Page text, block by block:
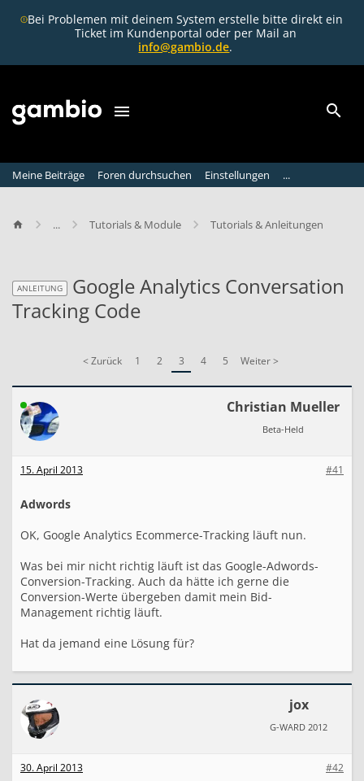
Bei Problemen mit deinem System erstelle bitte direkt ein
Ticket im Kundenportal oder per Mail an
info@gambio.de.
Meine Beiträge Foren durchsuchen Einstellungen ...
... Tutorials & Module Tutorials & Anleitungen
ANLEITUNG Google Analytics Conversation
Tracking Code
o
a
t
< Zurück 1 2 3 4 5 Weiter >
Christian Mueller
Beta-Held
#41
15. April 2013
Adwords
OK, Google Analytics Ecommerce-Tracking läuft nun.
Was bei mir nicht richtig läuft ist das Google-Adwords-
Conversion-Tracking. Auch da hätte ich gerne die
Conversion-Werte übergeben damit mein Bid-
Management richtig läuft.
Hat da jemand eine Lösung für?
jox
G-WARD 2012
#42
30. April 2013